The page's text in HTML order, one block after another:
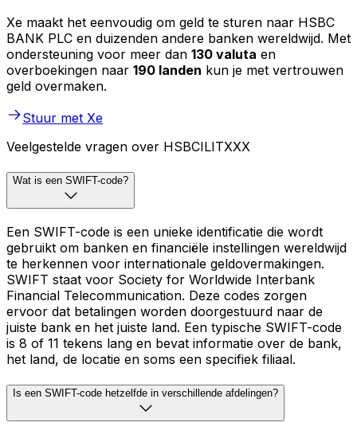
Xe maakt het eenvoudig om geld te sturen naar HSBC
BANK PLC en duizenden andere banken wereldwijd. Met
ondersteuning voor meer dan 130 valuta en
overboekingen naar 190 landen kun je met vertrouwen
geld overmaken.
Stuur met Xe
Veelgestelde vragen over HSBCILITXXX
Wat is een SWIFT-code?
Een SWIFT-code is een unieke identificatie die wordt
gebruikt om banken en financiële instellingen wereldwijd
te herkennen voor internationale geldovermakingen.
SWIFT staat voor Society for Worldwide Interbank
Financial Telecommunication. Deze codes zorgen
ervoor dat betalingen worden doorgestuurd naar de
juiste bank en het juiste land. Een typische SWIFT-code
is 8 of 11 tekens lang en bevat informatie over de bank,
het land, de locatie en soms een specifiek filiaal.
Is een SWIFT-code hetzelfde in verschillende afdelingen?